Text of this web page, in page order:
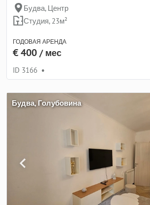
Будва, Центр
Студия, 23м²
ГОДОВАЯ АРЕНДА
€ 400 / мес
ID 3166 •
Будва, Голубовина